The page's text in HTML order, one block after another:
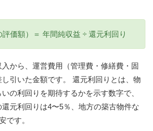
価額）＝ 年間純収益 ÷ 還元利回り
から、運営費用（管理費・修繕費・固
引いた金額です。 還元利回りとは、物
の利回りを期待するかを示す数字で、
元利回りは4〜5％、地方の築古物件な
です。